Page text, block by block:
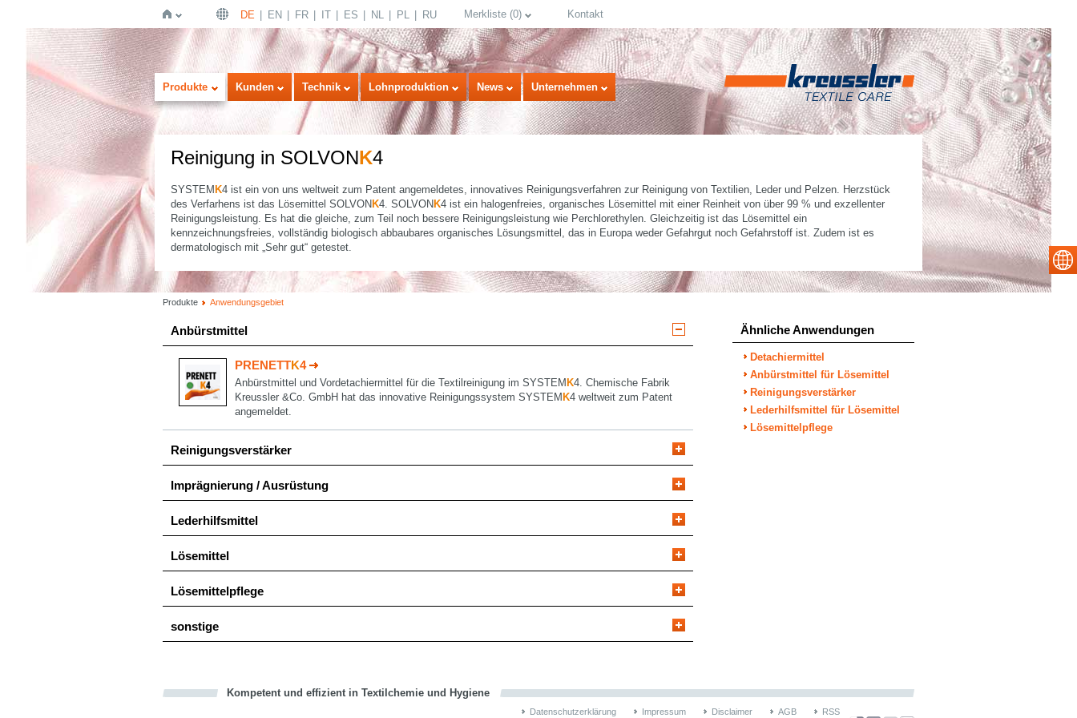
Startseite
DE EN FR IT ES NL PL RU Merkliste (0) Kontakt
Produkte Kunden Technik Lohnproduktion News Unternehmen
Reinigung in SOLVONK4
SYSTEM K4 ist ein von uns weltweit zum Patent angemeldetes, innovatives Reinigungsverfahren zur Reinigung von Textilien, Leder und Pelzen. Herzstück
des Verfarhens ist das Lösemittel SOLVON K4. SOLVON K4 ist ein halogenfreies, organisches Lösemittel mit einer Reinheit von über 99 % und exzellenter
Reinigungsleistung. Es hat die gleiche, zum Teil noch bessere Reinigungsleistung wie Perchlorethylen. Gleichzeitig ist das Lösemittel ein
kennzeichnungsfreies, vollständig biologisch abbaubares organisches Lösungsmittel, das in Europa weder Gefahrgut noch Gefahrstoff ist. Zudem ist es
dermatologisch mit „Sehr gut“ getestet.
Produkte Anwendungsgebiet
Anbürstmittel
PRENETTK4
Anbürstmittel und Vordetachiermittel für die Textilreinigung im SYSTEM K4. Chemische Fabrik
Kreussler &Co. GmbH hat das innovative Reinigungssystem SYSTEM K4 weltweit zum Patent
angemeldet.
Reinigungsverstärker
Imprägnierung / Ausrüstung
Lederhilfsmittel
Lösemittel
Lösemittelpflege
sonstige
Ähnliche Anwendungen
Detachiermittel
Anbürstmittel für Lösemittel
Reinigungsverstärker
Lederhilfsmittel für Lösemittel
Lösemittelpflege
Kompetent und effizient in Textilchemie und Hygiene
Datenschutzerklärung Impressum Disclaimer AGB RSS